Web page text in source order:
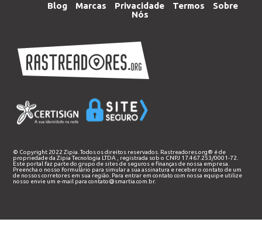
Blog Marcas Privacidade Termos
Sobre
Nós
© Copyright 2022 Zipia. Todos os direitos reservados. Rastreadores.org® é de
propriedade daZipia Tecnologia LTDA
, registrada sob o CNPJ 17.467.253/0001-72.
Este portal faz parte do grupo de sites de seguros e finanças de nossa empresa.
Preencha o nosso formulário para simular a sua assinatura e receber o contato de um
de nossos corretores em sua região. Para entrar em contato com nossa equipe utilize
nosso envie um e-mail paracontato@smartia.com.br.